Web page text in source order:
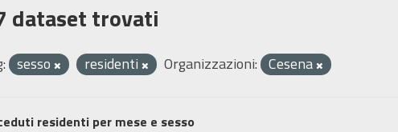
dataset trovati
sesso residenti Organizzazioni: Cesena
residenti per mese e sesso